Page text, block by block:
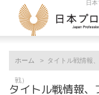
日
ホーム タイトル戦情報
戦）
タイトル戦情報